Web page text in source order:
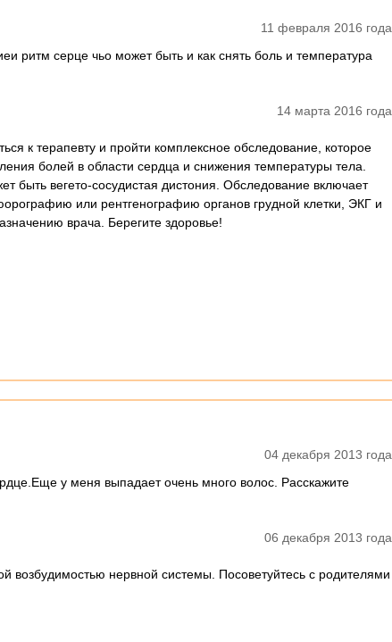
11 февраля 2016 года
ритм серце чьо может быть и как снять боль и температура
14 марта 2016 года
к терапевту и пройти комплексное обследование, которое
болей в области сердца и снижения температуры тела.
быть вегето-сосудистая дистония. Обследование включает
или рентгенографию органов грудной клетки, ЭКГ и
врача. Берегите здоровье!
04 декабря 2013 года
у меня выпадает очень много волос. Расскажите
06 декабря 2013 года
возбудимостью нервной системы. Посоветуйтесь с родителями